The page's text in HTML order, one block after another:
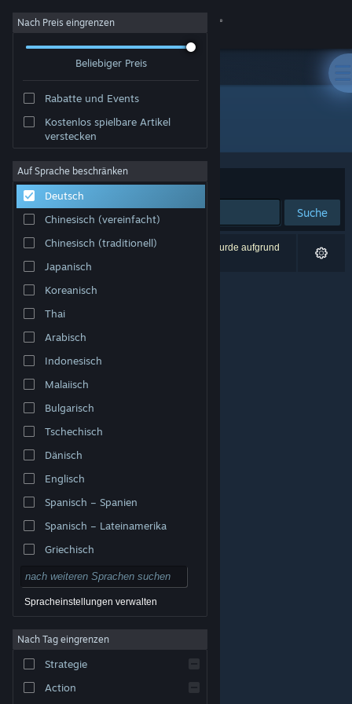
Anmelden
Info
Support
Sprache ändern
Steam-Mobile-App herunterladen
Desktopversion anzeigen
© Valve Corporation. Alle Rechte vorbehalten. Alle
USA und anderen Ländern.
Rechtliches
Barrierefreiheit
Nutzungsvertrag
Nach Preis eingrenzen
Beliebiger Preis
Rabatte und Events
Kostenlos spielbare Artikel
verstecken
Auf Sprache beschränken
Deutsch
Chinesisch (vereinfacht)
Chinesisch (traditionell)
Japanisch
Koreanisch
Thai
Arabisch
Indonesisch
Malaiisch
Bulgarisch
Tschechisch
Dänisch
Englisch
Spanisch – Spanien
Spanisch – Lateinamerika
Griechisch
Spracheinstellungen verwalten
Nach Tag eingrenzen
Strategie
Action
Entwickler: Blueprint Reality Inc.
Sortieren nach Relevanz
Suche
0 Ergebnisse entsprechen Ihrer Suche. 1 Titel wurde aufgrund
Ihrer Einstellungen ausgeschlossen.